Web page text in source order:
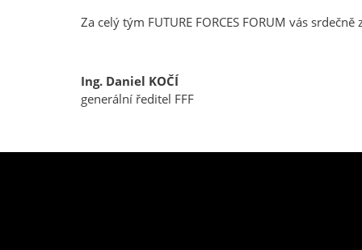
Za celý tým FUTURE FORCES FORUM vás
Ing. Daniel KOČÍ
generální ředitel FFF